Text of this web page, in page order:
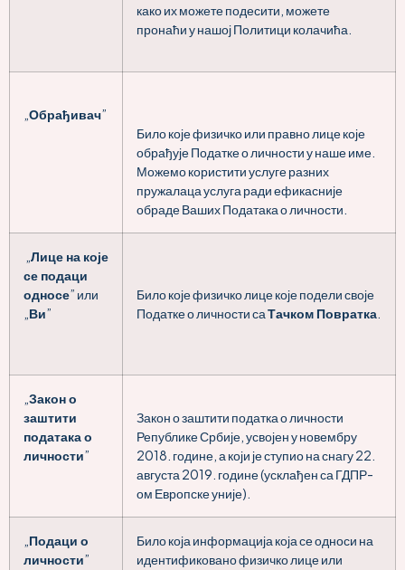
како их можете подесити, можете
пронаћи у нашој Политици колачића.
Обрађивач”
Било које физичко или правно лице које
обрађује Податке о личности у наше име.
Можемо користити услуге разних
пружалаца услуга ради ефикасније
обраде Ваших Података о личности.
Лице на које
се подаци
односе” или
Ви”
Било које физичко лице које подели своје
Податке о личности саТачком Повратка
Закон о
заштити
података о
личности”
Закон о заштити податка о личности
Републике Србије, усвојен у новембру
2018. године, а који је ступио на снагу 22.
августа 2019. године (усклађен са ГДПР-
ом Европске уније).
Подаци о
личности”
Било која информација која се односи на
идентификовано физичко лице или